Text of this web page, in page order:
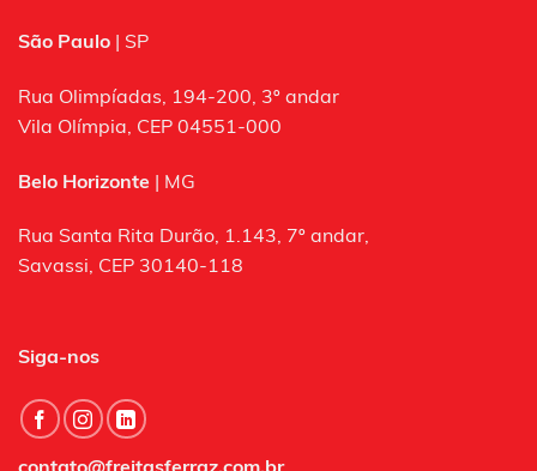
São Paulo | SP
Rua Olimpíadas, 194-200, 3º andar
Vila Olímpia, CEP 04551-000
Belo Horizonte | MG
Rua Santa Rita Durão, 1.143, 7º andar,
Savassi, CEP 30140-118
Siga-nos